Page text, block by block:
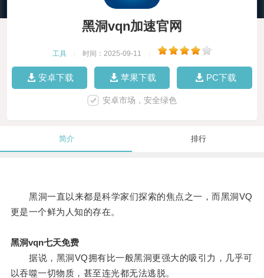
黑洞vqn加速官网
工具 时间：2025-09-11
安卓下载 苹果下载 PC下载
安卓市场，安全绿色
简介 排行
黑洞一直以来都是科学家们探索的焦点之一，而黑洞VQ
更是一个鲜为人知的存在。
黑洞vqn七天免费
据说，黑洞VQ拥有比一般黑洞更强大的吸引力，几乎可
以吞噬一切物质，甚至连光都无法逃脱。